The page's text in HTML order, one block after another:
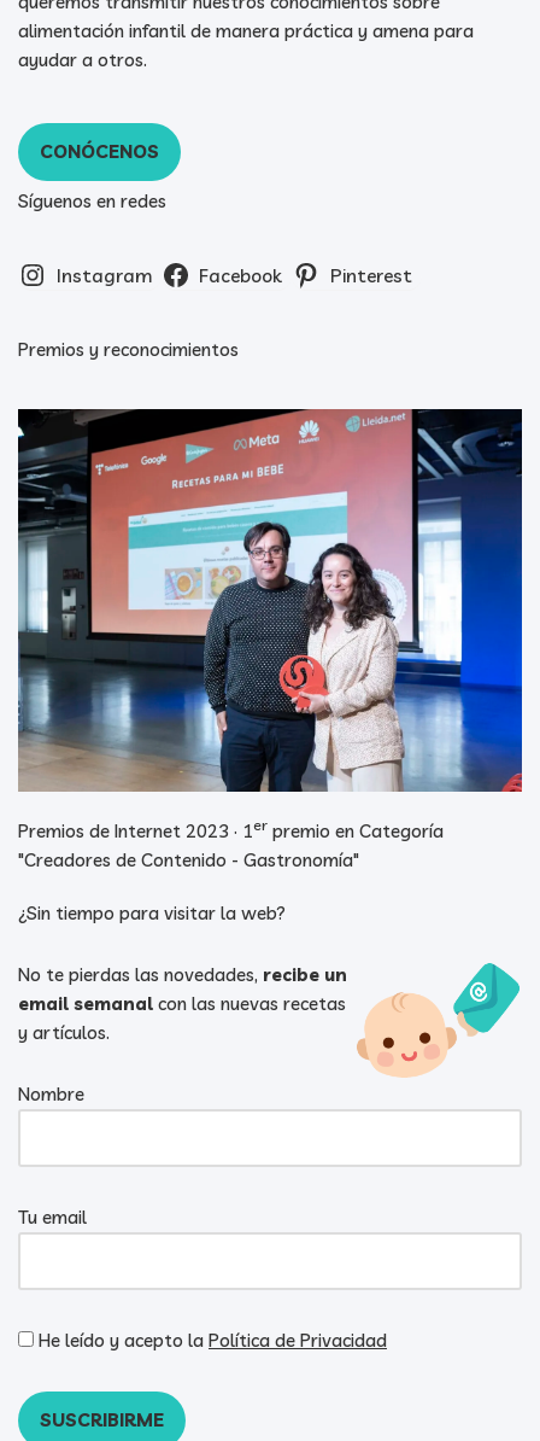
alimentación infantil de manera práctica y amena para
ayudar a otros.
CONÓCENOS
Síguenos en redes
Instagram Facebook Pinterest
Premios y reconocimientos
Premios de Internet 2023 · 1er premio en Categoría
"Creadores de Contenido - Gastronomía"
¿Sin tiempo para visitar la web?
No te pierdas las novedades, recibe un
email semanal con las nuevas recetas
y artículos.
Nombre
Tu email
He leído y acepto la Política de Privacidad